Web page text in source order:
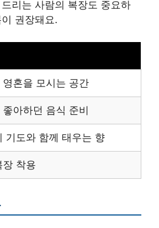
리는 사람의 복장도 중요하
권장돼요.
영혼을 모시는 공간
좋아하던 음식 준비
기도와 함께 태우는 향
장 착용